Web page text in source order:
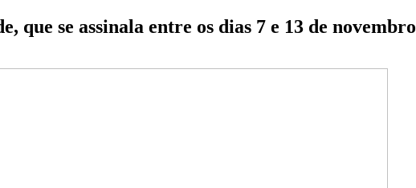
que se assinala entre os dias 7 e 13 de novembro